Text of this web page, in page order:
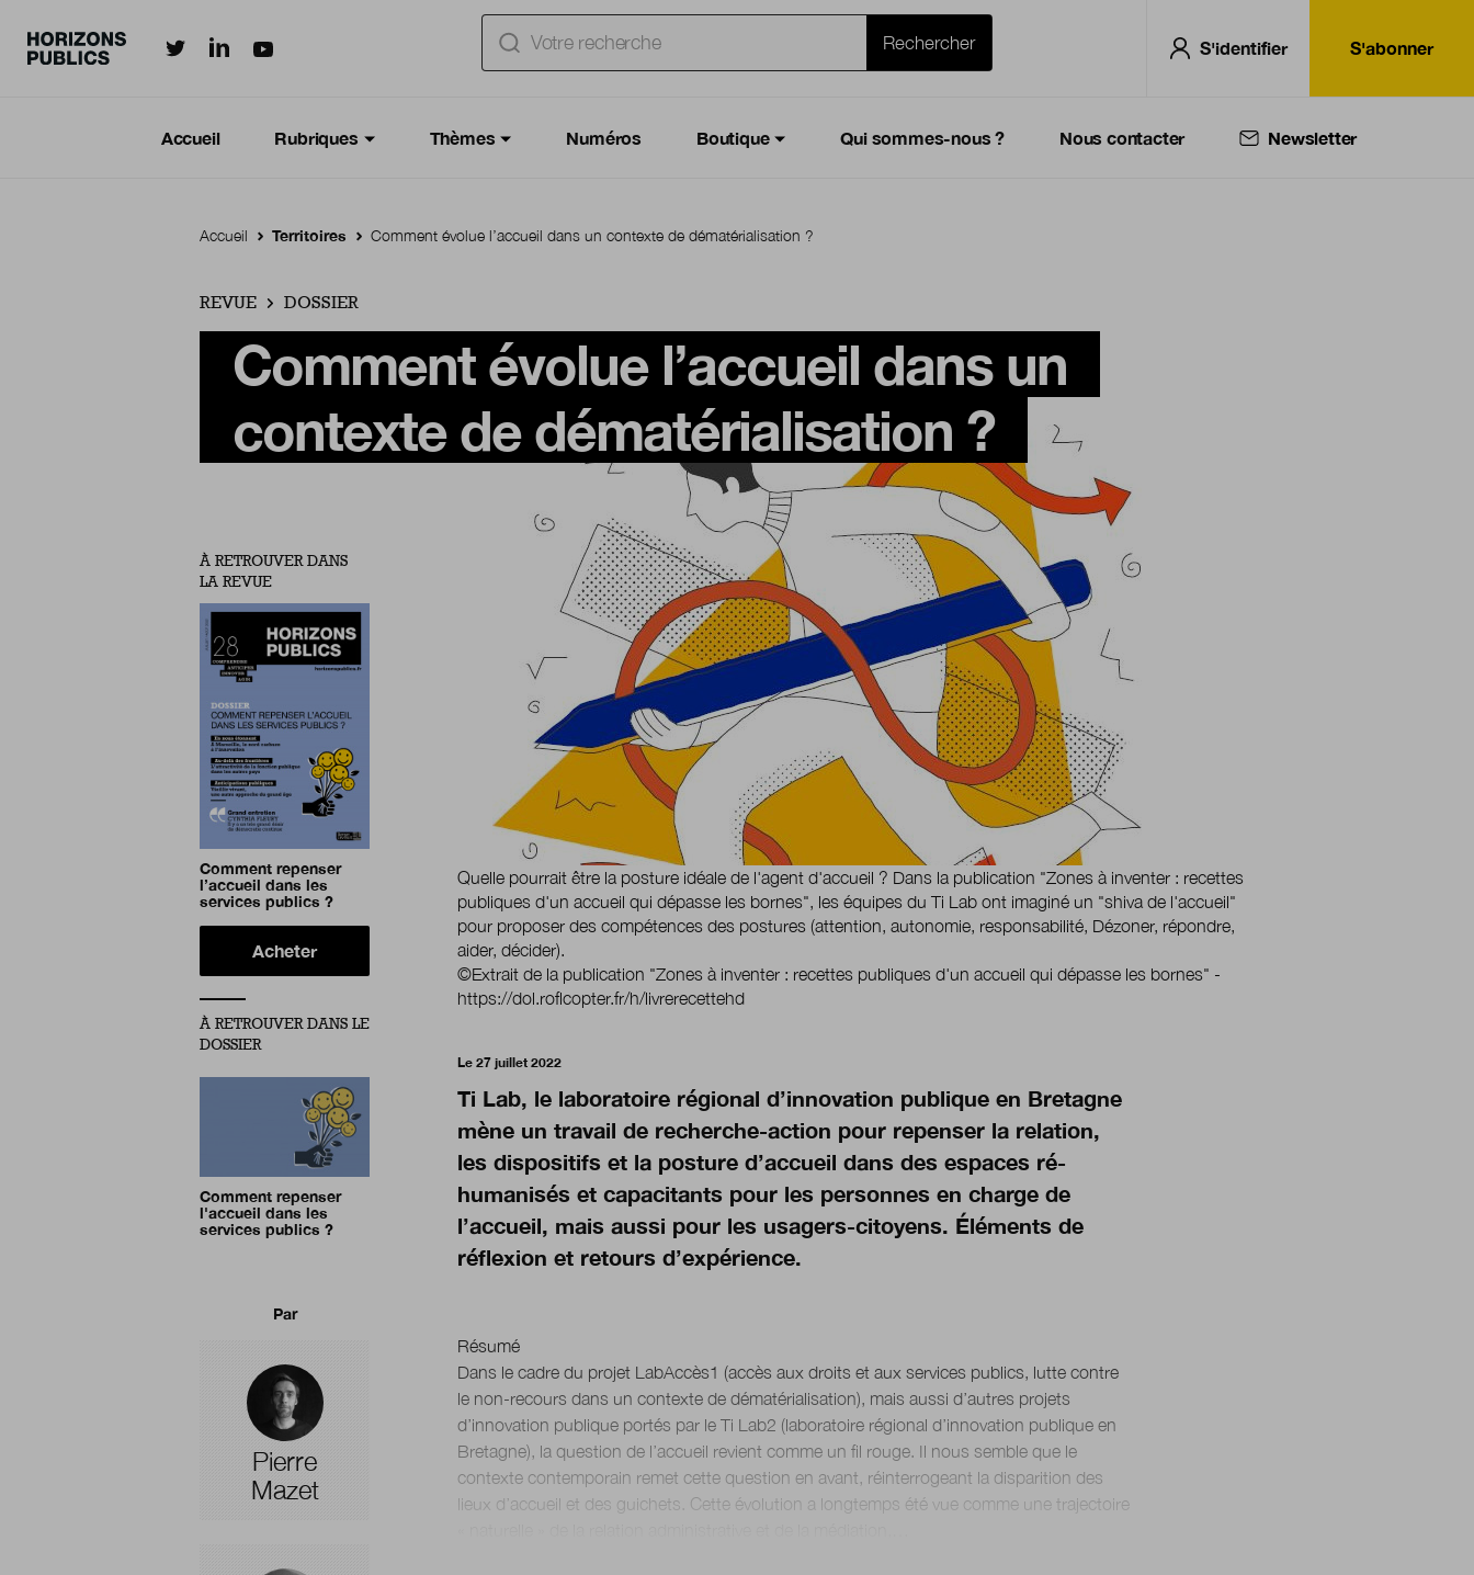
Horizonspublics.fr sur Twitter
Horizonspublics.fr sur LinkedIn
Horizonspublics.fr sur Youtube S'identifier S'abonner
Accueil Rubriques Thèmes Numéros Boutique Qui sommes-nous ? Nous contacter Newsletter
Accueil Territoires Comment évolue l’accueil dans un contexte de dématérialisation ?
REVUE DOSSIER
Comment évolue l’accueil dans un
contexte de dématérialisation ?
Quelle pourrait être la posture idéale de l'agent d'accueil ? Dans la publication "Zones à inventer : recettes
publiques d'un accueil qui dépasse les bornes", les équipes du Ti Lab ont imaginé un "shiva de l'accueil"
pour proposer des compétences des postures (attention, autonomie, responsabilité, Dézoner, répondre,
aider, décider).
©Extrait de la publication "Zones à inventer : recettes publiques d'un accueil qui dépasse les bornes" -
https://dol.roflcopter.fr/h/livrerecettehd
Le 27 juillet 2022
Ti Lab, le laboratoire régional d’innovation publique en Bretagne
mène un travail de recherche-action pour repenser la relation,
les dispositifs et la posture d’accueil dans des espaces ré-
humanisés et capacitants pour les personnes en charge de
l’accueil, mais aussi pour les usagers-citoyens. Éléments de
réflexion et retours d’expérience.
Résumé
Dans le cadre du projet LabAccès1 (accès aux droits et aux services publics, lutte contre
le non-recours dans un contexte de dématérialisation), mais aussi d’autres projets
d’innovation publique portés par le Ti Lab2 (laboratoire régional d’innovation publique en
Bretagne), la question de l’accueil revient comme un fil rouge. Il nous semble que le
contexte contemporain remet cette question en avant, réinterrogeant la disparition des
lieux d’accueil et des guichets. Cette évolution a longtemps été vue comme une trajectoire
À RETROUVER DANS
LA REVUE
Comment repenser
l’accueil dans les
services publics ?
Acheter
À RETROUVER DANS LE
DOSSIER
Comment repenser
l'accueil dans les
services publics ?
Par
Pierre
Mazet